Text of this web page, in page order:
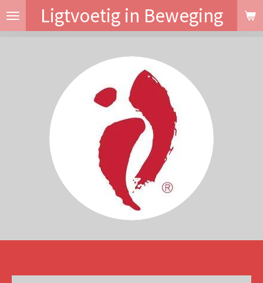
Ga
Ligtvoetig in Beweging